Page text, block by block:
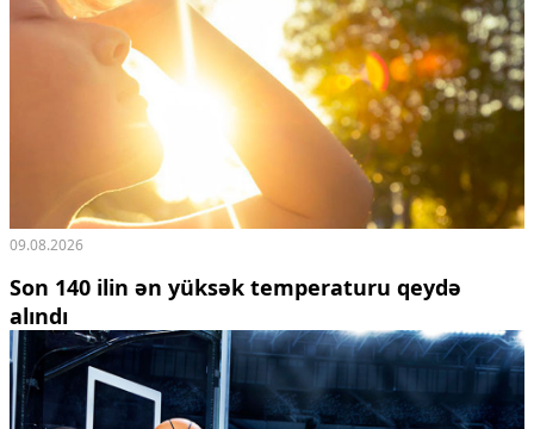
09.08.2026
Son 140 ilin ən yüksək temperaturu qeydə
alındı